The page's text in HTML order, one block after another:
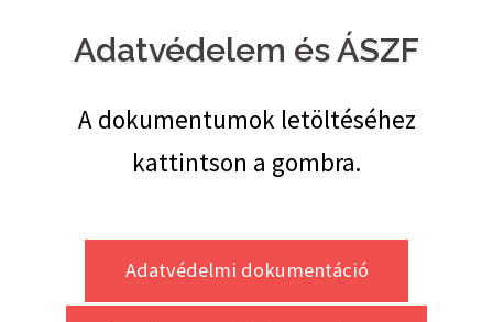
Adatvédelem és ÁSZF
A dokumentumok letöltéséhez
kattintson a gombra.
Adatvédelmi dokumentáció